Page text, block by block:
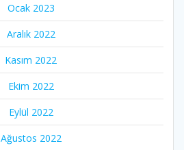
Ocak 2023
Aralık 2022
Kasım 2022
Ekim 2022
Eylül 2022
Ağustos 2022